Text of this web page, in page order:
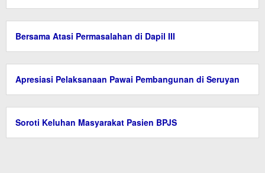
Bersama Atasi Permasalahan di Dapil III
Apresiasi Pelaksanaan Pawai Pembangunan di Seruyan
Soroti Keluhan Masyarakat Pasien BPJS